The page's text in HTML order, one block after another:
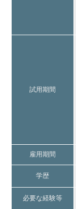
試用期間
雇用期間
学歴
必要な経験等